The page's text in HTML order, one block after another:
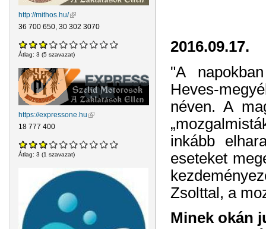
http://mithos.hu/(külső hivatkozás)
36 700 650, 30 302 3070
Átlag: 3 (5 szavazat)
https://expressone.hu (külső hivatkozás)
18 777 400
Átlag: 3 (1 szavazat)
2016.09.17.
"A
Heves-
néven. A
inkább
eseteket
Zsolttal, a
Minek okán